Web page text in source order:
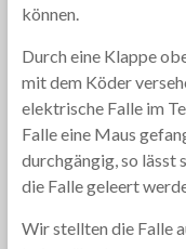
können.
Durch eine Klappe
mit dem Köder
elektrische Falle im
Falle eine Maus
durchgängig, so lässt
die Falle geleert
Wir stellten die Falle